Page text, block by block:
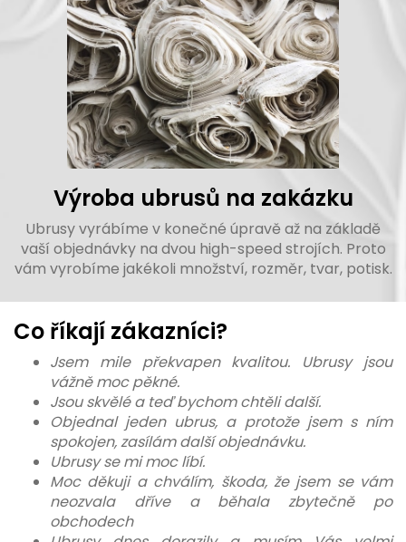
Výroba ubrusů na zakázku
Ubrusy vyrábíme v konečné úpravě až na základě
vaší objednávky na dvou high-speed strojích. Proto
vám vyrobíme jakékoli množství, rozměr, tvar, potisk.
Co říkají zákazníci?
Jsem mile překvapen kvalitou. Ubrusy jsou
vážně moc pěkné.
Jsou skvělé a teď bychom chtěli další.
Objednal jeden ubrus, a protože jsem s ním
spokojen, zasílám další objednávku.
Ubrusy se mi moc líbí.
Moc děkuji a chválím, škoda, že jsem se vám
neozvala dříve a běhala zbytečně po
obchodech